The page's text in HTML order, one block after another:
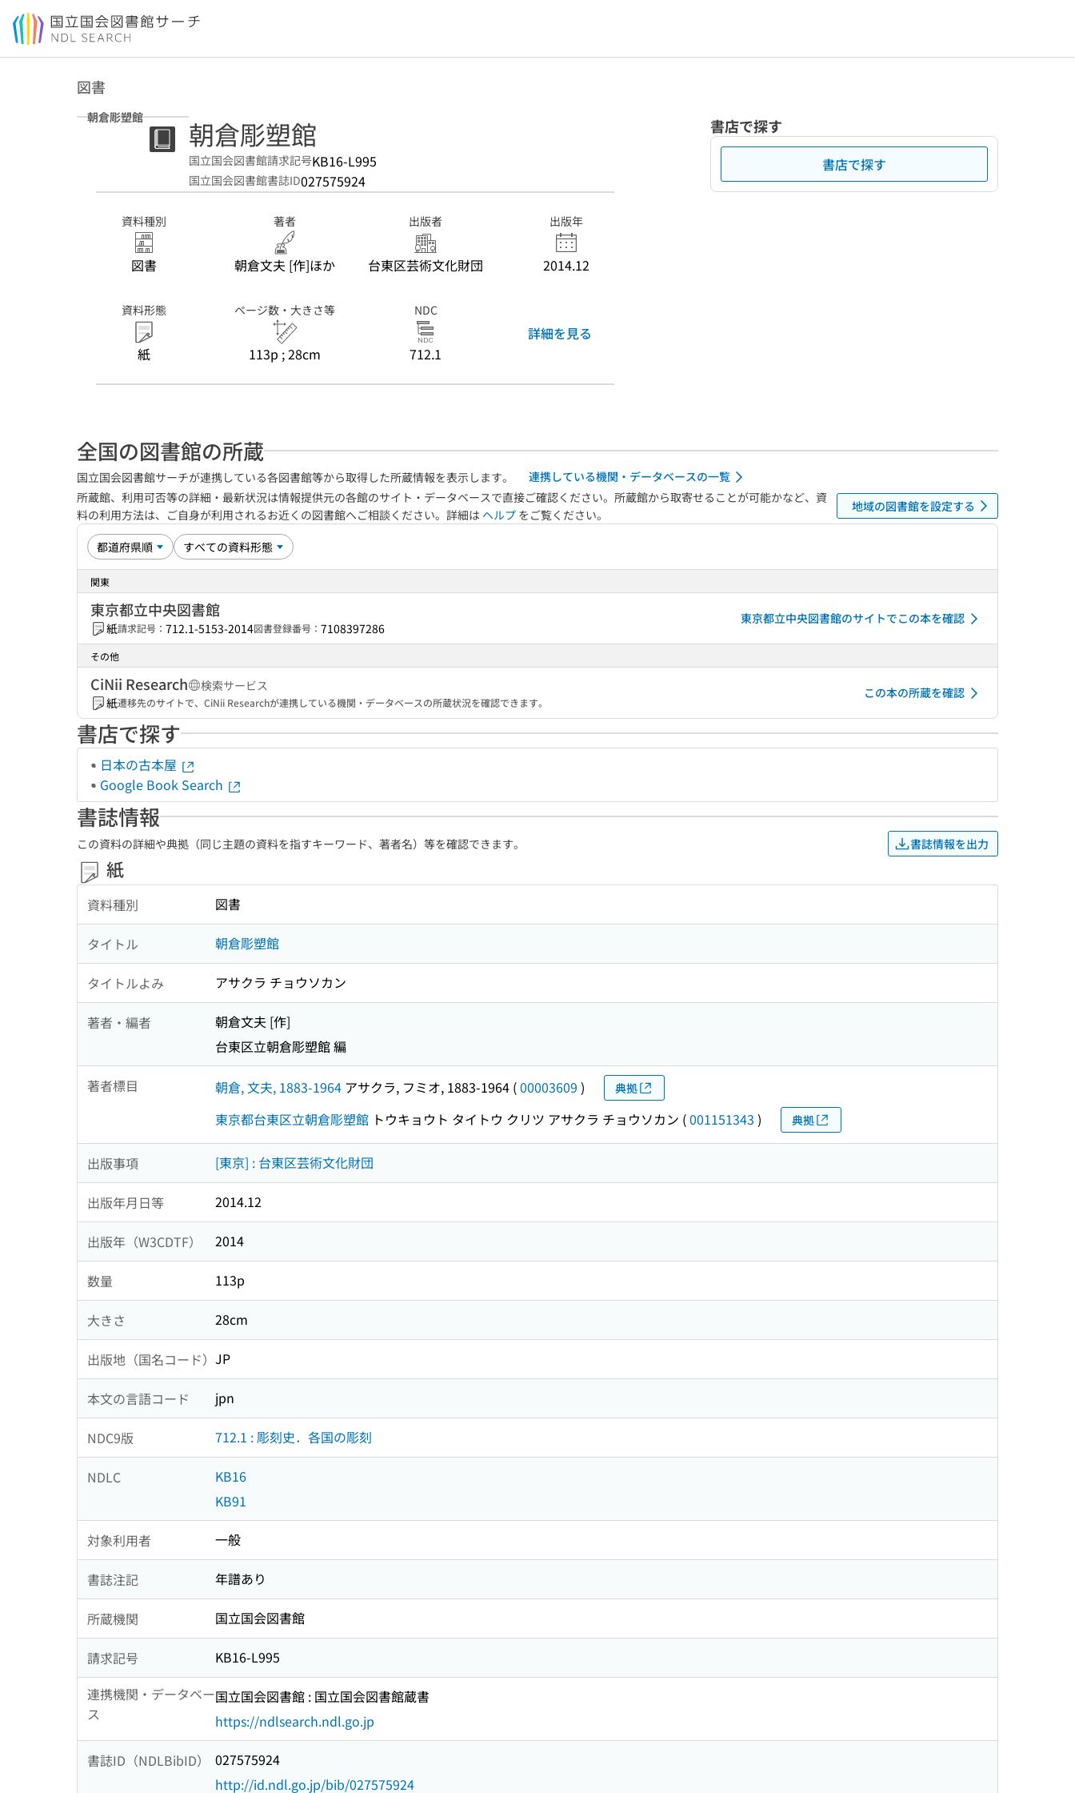
本文へ移動
図書
朝倉彫塑館 朝倉彫塑館
国立国会図書館請求記号KB16-L995
国立国会図書館書誌ID027575924
資料種別
図書
著者
朝倉文夫 [作]ほか
出版者
台東区芸術文化財団
出版年
2014.12
資料形態
紙
ページ数・大きさ等
113p ; 28cm
NDC
712.1
詳細を見る
書店で探す
書店で探す
全国の図書館の所蔵
国立国会図書館サーチが連携している各図書館等から取得した所蔵情報を表示します。
連携している機関・データベースの一覧
所蔵館、利用可否等の詳細・最新状況は情報提供元の各館のサイト・データベースで直接ご確認ください。所蔵館から取寄せることが可能かなど、資
料の利用方法は、ご自身が利用されるお近くの図書館へご相談ください。詳細は ヘルプ をご覧ください。
地域の図書館を設定する
関東
東京都立中央図書館
紙請求記号： 712.1-5153-2014図書登録番号： 7108397286
東京都立中央図書館のサイトでこの本を確認
その他
CiNii Research
検索サービス
紙遷移先のサイトで、CiNii Researchが連携している機関・データベースの所蔵状況を確認できます。
この本の所蔵を確認
書店で探す
日本の古本屋
Google Book Search
書誌情報
この資料の詳細や典拠（同じ主題の資料を指すキーワード、著者名）等を確認できます。 書誌情報を出力
紙
資料種別 図書
タイトル 朝倉彫塑館
タイトルよみ アサクラ チョウソカン
著者・編者
朝倉文夫 [作]
台東区立朝倉彫塑館 編
著者標目 朝倉, 文夫, 1883-1964 アサクラ, フミオ, 1883-1964 (00003609 ) 典拠
東京都台東区立朝倉彫塑館 トウキョウト タイトウ クリツ アサクラ チョウソカン (001151343 ) 典拠
出版事項 [東京] : 台東区芸術文化財団
出版年月日等 2014.12
出版年（W3CDTF） 2014
数量 113p
大きさ 28cm
出版地（国名コード） JP
本文の言語コード jpn
NDC9版 712.1 : 彫刻史．各国の彫刻
NDLC
KB16
KB91
対象利用者 一般
書誌注記 年譜あり
所蔵機関 国立国会図書館
請求記号
KB16-L995
連携機関・データベー
ス
国立国会図書館 : 国立国会図書館蔵書
https://ndlsearch.ndl.go.jp
書誌ID（NDLBibID）
027575924
http://id.ndl.go.jp/bib/027575924